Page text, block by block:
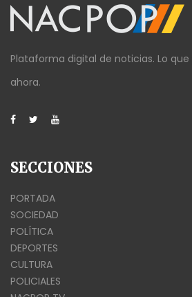
Plataforma digital de noticias. Lo
ahora.
SECCIONES
PORTADA
SOCIEDAD
POLÍTICA
DEPORTES
CULTURA
POLICIALES